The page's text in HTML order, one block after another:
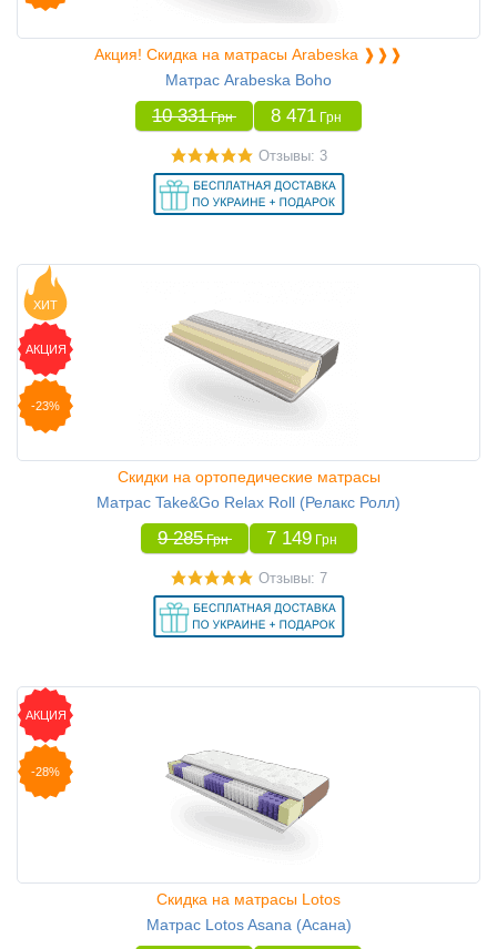
Акция! Скидка на матрасы Arabeska ❱❱❱
Матрас Arabeska Boho
10 331 Грн 8 471 Грн
Отзывы: 3
ХИТ
АКЦИЯ
-23%
Скидки на ортопедические матрасы
Матрас Take&Go Relax Roll (Релакс Ролл)
9 285 Грн 7 149 Грн
Отзывы: 7
АКЦИЯ
-28%
Скидка на матрасы Lotos
Матрас Lotos Asana (Асана)